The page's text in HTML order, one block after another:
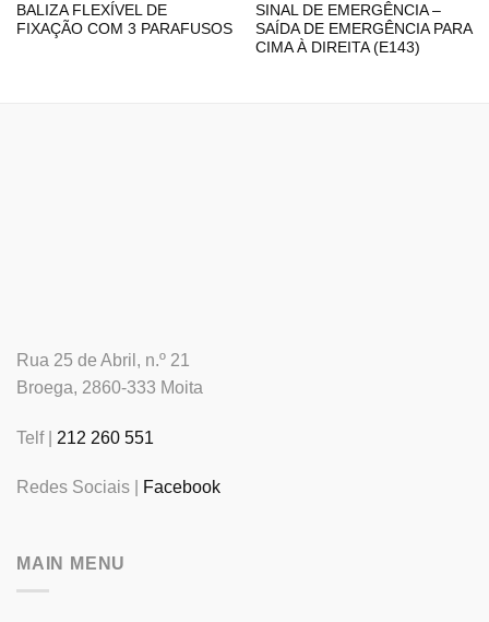
BALIZA FLEXÍVEL DE
FIXAÇÃO COM 3 PARAFUSOS
SINAL DE EMERGÊNCIA –
SAÍDA DE EMERGÊNCIA PARA
CIMA À DIREITA (E143)
Rua 25 de Abril, n.º 21
Broega, 2860-333 Moita
Telf | 212 260 551
Redes Sociais | Facebook
MAIN MENU